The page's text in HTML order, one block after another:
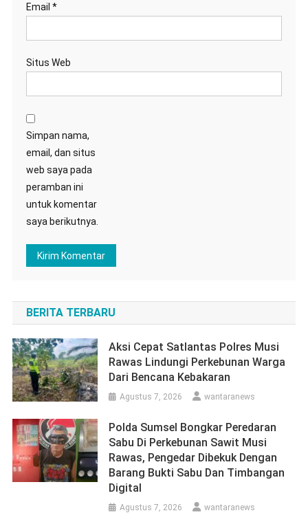
Email *
Situs Web
Simpan nama,
email, dan situs
web saya pada
peramban ini
untuk komentar
saya berikutnya.
BERITA TERBARU
Aksi Cepat Satlantas Polres Musi
Rawas Lindungi Perkebunan Warga
Dari Bencana Kebakaran
Agustus 7, 2026 wantaranews
Polda Sumsel Bongkar Peredaran
Sabu Di Perkebunan Sawit Musi
Rawas, Pengedar Dibekuk Dengan
Barang Bukti Sabu Dan Timbangan
Digital
Agustus 7, 2026 wantaranews